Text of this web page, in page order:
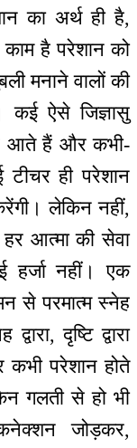
का अर्थ ही है,
काम है परेशान को
मनाने वालों की
कई ऐसे जिज्ञासु
आते हैं और कभी-
ही परेशान
लेकिन नहीं,
हर आत्मा की सेवा
हर्जा नहीं। एक
से परमात्म स्नेह
दृष्टि द्वारा
कभी परेशान होते
गलती से हो भी
जोड़कर,